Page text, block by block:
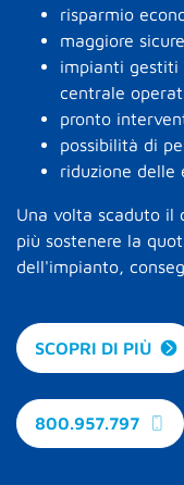
risparmio
maggiore
impianti gestiti
centrale
pronto
possibilità di
riduzione delle
Una volta scaduto il
più sostenere la
dell'impianto,
SCOPRI DI PIÙ
800.957.797